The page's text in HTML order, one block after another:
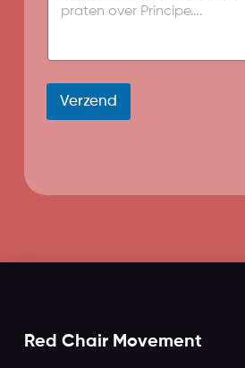
t
Verzend
Red Chair Movement